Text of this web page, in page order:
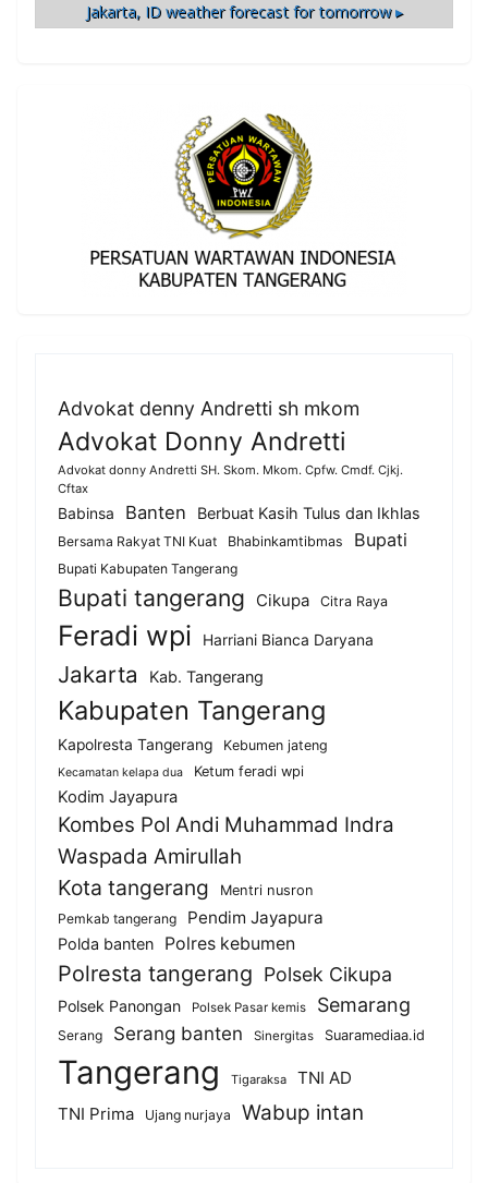
Jakarta, IDweather forecast for tomorrow ▸
Advokat denny Andretti sh mkom
Advokat Donny Andretti
Advokat donny Andretti SH. Skom. Mkom. Cpfw. Cmdf. Cjkj.
Cftax
Babinsa Banten Berbuat Kasih Tulus dan Ikhlas
Bersama Rakyat TNI Kuat Bhabinkamtibmas Bupati
Bupati Kabupaten Tangerang
Bupati tangerang Cikupa Citra Raya
Feradi wpi Harriani Bianca Daryana
Jakarta Kab. Tangerang
Kabupaten Tangerang
Kapolresta Tangerang Kebumen jateng
Kecamatan kelapa dua Ketum feradi wpi
Kodim Jayapura
Kombes Pol Andi Muhammad Indra
Waspada Amirullah
Kota tangerang
Mentri nusron
Pemkab tangerang
Pendim Jayapura
Polda banten Polres kebumen
Polresta tangerang Polsek Cikupa
Polsek Panongan Polsek Pasar kemis Semarang
Serang Serang banten Sinergitas Suaramediaa.id
Tangerang Tigaraksa
TNI AD
TNI Prima
Ujang nurjaya Wabup intan